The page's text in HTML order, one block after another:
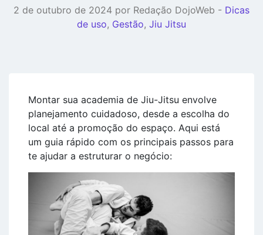
2 de outubro de 2024 por Redação DojoWeb - Dicas
de uso, Gestão, Jiu Jitsu
Montar sua academia de Jiu-Jitsu envolve
planejamento cuidadoso, desde a escolha do
local até a promoção do espaço. Aqui está
um guia rápido com os principais passos para
te ajudar a estruturar o negócio: